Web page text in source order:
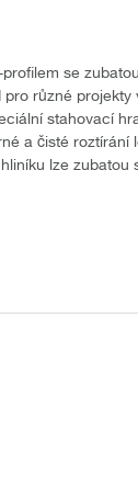
se
různé projekty
stahovací
a čisté roztírání
lze zubatou